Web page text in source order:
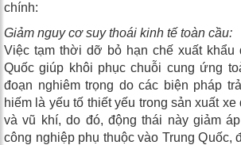
chính:
Giảm nguy cơ suy thoái kinh tế toàn cầu:
Việc tạm thời dỡ bỏ hạn chế xuất khẩu
Quốc giúp khôi phục chuỗi cung ứng
đoạn nghiêm trọng do các biện pháp
hiếm là yếu tố thiết yếu trong sản xuất
và vũ khí, do đó, động thái này giảm
công nghiệp phụ thuộc vào Trung Quốc,